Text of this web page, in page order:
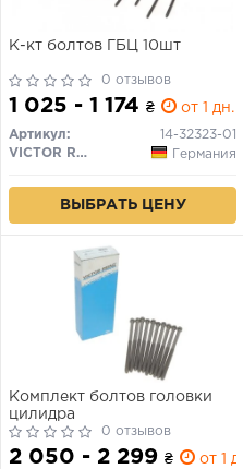
К-кт болтов ГБЦ 10шт
0 отзывов
1 025 - 1 174 ₴ от 1 дн.
Артикул:
14-32323-01
VICTOR REINZ
Германия
ВЫБРАТЬ ЦЕНУ
Комплект болтов головки
цилидра
0 отзывов
2 050 - 2 299 ₴
от 1